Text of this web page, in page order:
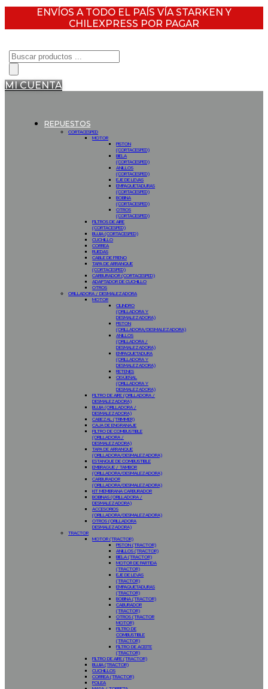
ENVÍOS A TODO EL PAÍS VÍA STARKEN Y
CHILEXPRESS POR PAGAR
Búsqueda
de
productos
MI CUENTA
REPUESTOS
CORTACESPED
MOTOR
PISTON
(CORTACESPED)
BIELA
(CORTACESPED)
ANILLOS
(CORTACESPED)
EJE DE LEVAS
EMPAQUETADURAS
(CORTACESPED)
BOBINA
(CORTACESPED)
OTROS
(CORTACESPED)
FILTROS DE AIRE
(CORTACESPED)
BUJIA (CORTACESPED)
CUCHILLO
CORREA
RUEDAS
CABLE DE FRENO
TAPA DE ARRANQUE
(CORTACESPED)
CARBURADOR (CORTACESPED)
ADAPTADOR DE CUCHILLO
OTROS
ORILLADORA / DESMALEZADORA
MOTOR
CILINDRO
(ORILLADORA Y
DESMALEZADORA)
PISTON
(ORILLADORA/DESMALEZADORA)
ANILLOS
(ORILLADORA /
DESMALEZADORA)
EMPAQUETADURA
(ORILLADORA Y
DESMALEZADORA)
RETENES
CIGÜEÑAL
(ORILLADORA Y
DESMALEZADORA)
FILTRO DE AIRE (ORILLADORA /
DESMALEZADORA)
BUJIA (ORILLADORA /
DESMALEZADORA)
CABEZAL (TRIMMER)
CAJA DE ENGRANAJE
FILTRO DE COMBUSTIBLE
(ORILLADORA /
DESMALEZADORA)
TAPA DE ARRANQUE
(ORILLADORA/DESMALEZADORA)
ESTANQUE DE COMBUSTIBLE
EMBRAGUE / TAMBOR
(ORILLADORA/DESMALEZADORA)
CARBURADOR
(ORILLADORA/DESMALEZADORA)
KIT MEMBRANA CARBURADOR
BOBINAS (ORILLADORA /
DESMALEZADORA)
ACCESORIOS
(ORILLADORA/DESMALEZADORA)
OTROS (ORILLADORA
DESMALEZADORA)
TRACTOR
MOTOR (TRACTOR)
PISTON (TRACTOR)
ANILLOS (TRACTOR)
BIELA (TRACTOR)
MOTOR DE PARTIDA
(TRACTOR)
EJE DE LEVAS
(TRACTOR)
EMPAQUETADURAS
(TRACTOR)
BOBINA (TRACTOR)
CABURADOR
(TRACTOR)
OTROS (TRACTOR
MOTOR)
FILTRO DE
COMBUSTIBLE
(TRACTOR)
FILTRO DE ACEITE
(TRACTOR)
FILTRO DE AIRE (TRACTOR)
BUJIA (TRACTOR)
CUCHILLOS
CORREA (TRACTOR)
POLEA